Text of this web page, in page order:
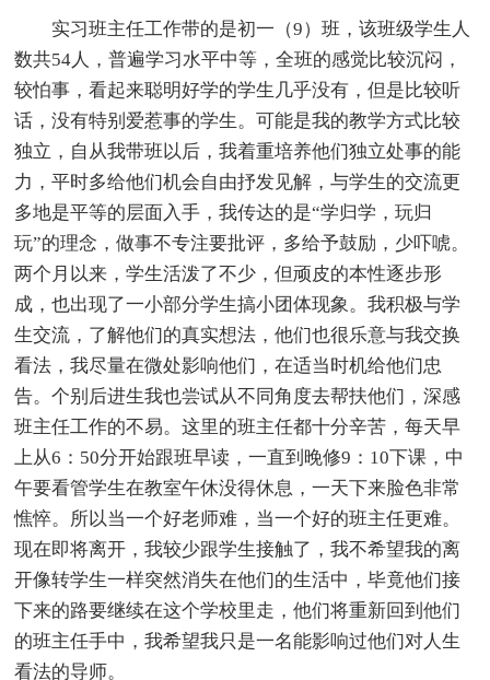
实习班主任工作带的是初一（9）班，该班级学生人
数共54人，普遍学习水平中等，全班的感觉比较沉闷，
较怕事，看起来聪明好学的学生几乎没有，但是比较听
话，没有特别爱惹事的学生。可能是我的教学方式比较
独立，自从我带班以后，我着重培养他们独立处事的能
力，平时多给他们机会自由抒发见解，与学生的交流更
多地是平等的层面入手，我传达的是“学归学，玩归
玩”的理念，做事不专注要批评，多给予鼓励，少吓唬。
两个月以来，学生活泼了不少，但顽皮的本性逐步形
成，也出现了一小部分学生搞小团体现象。我积极与学
生交流，了解他们的真实想法，他们也很乐意与我交换
看法，我尽量在微处影响他们，在适当时机给他们忠
告。个别后进生我也尝试从不同角度去帮扶他们，深感
班主任工作的不易。这里的班主任都十分辛苦，每天早
上从6：50分开始跟班早读，一直到晚修9：10下课，中
午要看管学生在教室午休没得休息，一天下来脸色非常
憔悴。所以当一个好老师难，当一个好的班主任更难。
现在即将离开，我较少跟学生接触了，我不希望我的离
开像转学生一样突然消失在他们的生活中，毕竟他们接
下来的路要继续在这个学校里走，他们将重新回到他们
的班主任手中，我希望我只是一名能影响过他们对人生
看法的导师。